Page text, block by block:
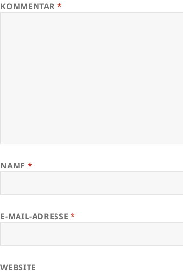
KOMMENTAR *
NAME *
E-MAIL-ADRESSE *
WEBSITE